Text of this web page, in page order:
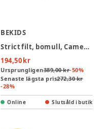
BEKIDS
Strict filt, bomull, Cameo Pink
194,50 kr
Ursprungligen389,00 kr-50%
Senaste lägsta pris272,30 kr
-28%
Online Slutsåld i butik